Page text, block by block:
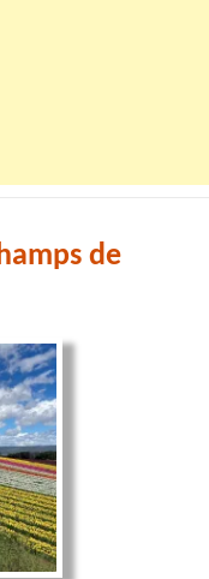
de